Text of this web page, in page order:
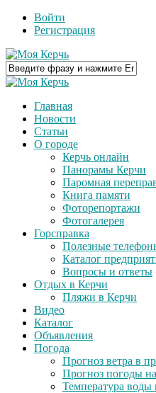
Войти
Регистрация
Главная
Новости
Статьи
О городе
Керчь онлайн
Панорамы Керчи
Паромная
Книга памяти
Фоторепортажи
Фотогалерея
Горсправка
Полезные
Каталог
Вопросы и ответы
Отдых в Керчи
Пляжи в Керчи
Видео
Каталог
Объявления
Погода
Прогноз ветра в
Прогноз погоды
Температура воды